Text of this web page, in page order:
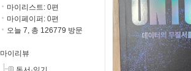
마이리스트: 0편
마이페이퍼: 0편
오늘 7, 총 126779 방문
마이리뷰